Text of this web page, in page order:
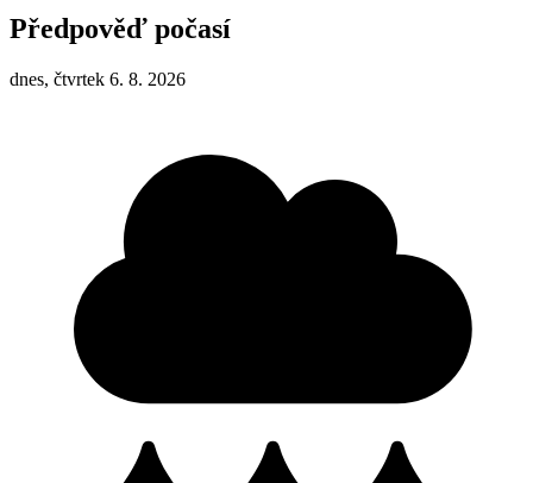
Předpověď počasí
dnes, čtvrtek 6. 8. 2026